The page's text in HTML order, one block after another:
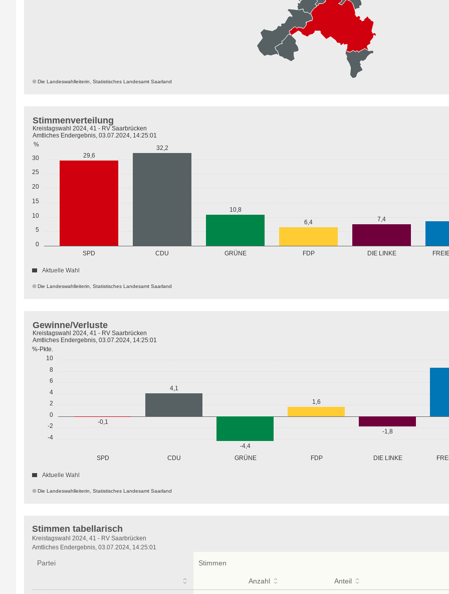
© Die Landeswahlleiterin, Statistisches Landesamt Saarland
0
5
10
15
20
25
30
%
SPD CDU GRÜNE FDP DIE LINKE
29,6
32,2
10,8
6,4
7,4
© Die Landeswahlleiterin, Statistisches Landesamt Saarland
Stimmenverteilung
Kreistagswahl 2024, 41 - RV Saarbrücken
Amtliches Endergebnis, 03.07.2024, 14:25:01
Aktuelle Wahl
-4
-2
0
2
4
6
8
10
%-Pkte.
SPD CDU GRÜNE FDP DIE LINKE
-0,1
4,1
-4,4
1,6
-1,8
© Die Landeswahlleiterin, Statistisches Landesamt Saarland
Gewinne/Verluste
Kreistagswahl 2024, 41 - RV Saarbrücken
Amtliches Endergebnis, 03.07.2024, 14:25:01
Aktuelle Wahl
Stimmen tabellarisch
Stimmen
tabellarisch
Kreistagswahl 2024, 41 - RV Saarbrücken
Amtliches Endergebnis, 03.07.2024, 14:25:01
Partei Stimmen
Anzahl Anteil